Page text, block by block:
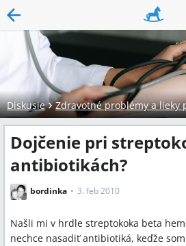
Diskusie Zdravotné problémy a lieky
Dojčenie pri
antibiotikách?
bordinka 3. feb 2010
Našli mi v hrdle streptokoka beta
nechce nasadiť antibiotiká, keďže